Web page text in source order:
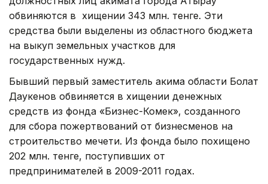
обвиняются в хищении 343 млн. тенге. Эти
средства были выделены из областного бюджета
на выкуп земельных участков для
государственных нужд.
Бывший первый заместитель акима области Болат
Даукенов обвиняется в хищении денежных
средств из фонда «Бизнес-Комек», созданного
для сбора пожертвований от бизнесменов на
строительство мечети. Из фонда было похищено
202 млн. тенге, поступивших от
предпринимателей в 2009-2011 годах.